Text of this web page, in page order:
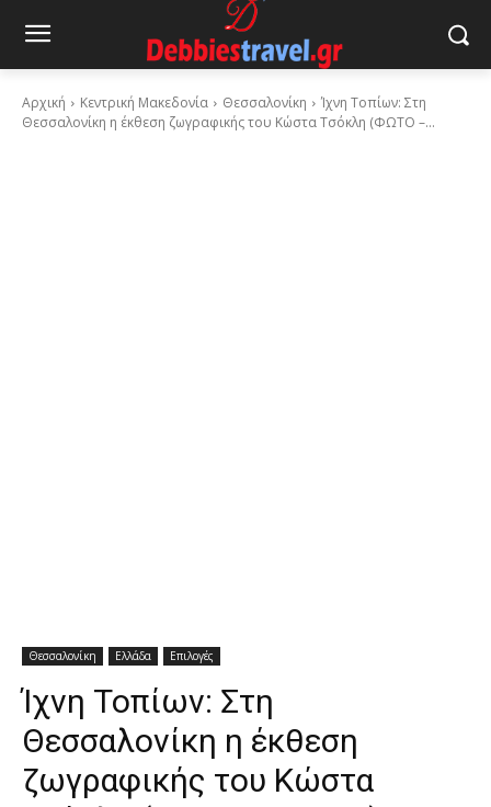
Αρχική Κεντρική Μακεδονία Θεσσαλονίκη
Ίχνη Τοπίων: Στη
Θεσσαλονίκη η έκθεση ζωγραφικής του Κώστα Τσόκλη (ΦΩΤΟ –...
Θεσσαλονίκη Ελλάδα Επιλογές
Ίχνη Τοπίων: Στη
Θεσσαλονίκη η έκθεση
ζωγραφικής του Κώστα